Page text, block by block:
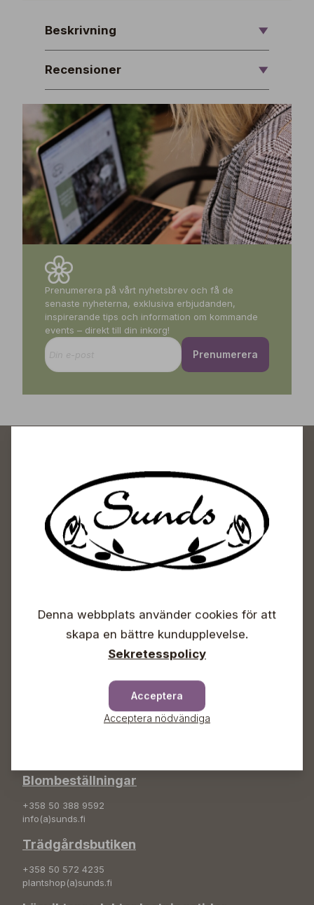
Beskrivning
Recensioner
Prenumerera på vårt nyhetsbrev och få de
senaste nyheterna, exklusiva erbjudanden,
inspirerande tips och information om kommande
events – direkt till din inkorg!
Prenumerera
Sunds Trädgårdscenter
Söndagar Självbetjäning
Info & växel
Blombeställningar
+358 50 388 9592
info(a)sunds.fi
Trädgårdsbutiken
+358 50 572 4235
plantshop(a)sunds.fi
Denna webbplats använder cookies för att
skapa en bättre kundupplevelse.
Sekretesspolicy
Acceptera
Acceptera nödvändiga